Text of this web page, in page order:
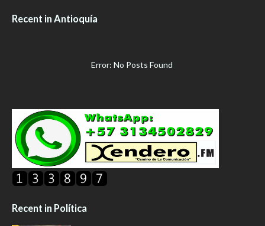
Recent in Antioquía
Error: No Posts Found
Recent in Política